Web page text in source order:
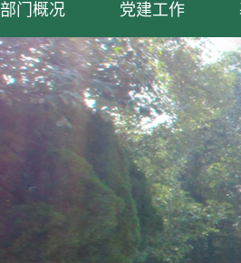
部门概况 党建工作